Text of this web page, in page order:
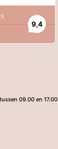
09.00 en 17.00